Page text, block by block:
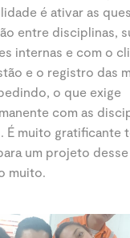
é ativar as
entre disciplinas,
internas e com o
e o registro das
o que exige
com as
É muito gratificante
um projeto
muito.